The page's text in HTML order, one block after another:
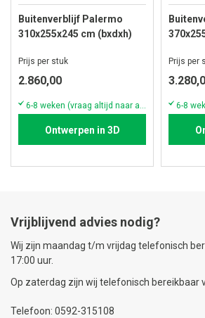
Buitenverblijf Palermo
310x255x245 cm (bxdxh)
Prijs per stuk
2.860,00
Ontwerpen in 3D
Prijs per
Vrijblijvend advies nodig?
Wij zijn maandag t/m vrijdag telefonisch
17:00 uur.
Op zaterdag zijn wij telefonisch bereikbaar
Telefoon: 0592-315108